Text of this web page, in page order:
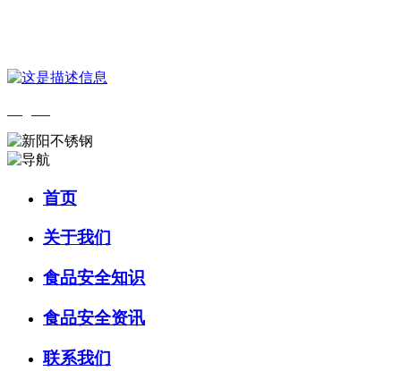
首页
关于我们
食品安全知识
食品安全资讯
联系我们